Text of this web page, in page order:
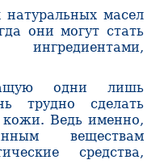
масел
они могут стать
одни лишь
трудно сделать
Ведь именно,
веществам
средства,